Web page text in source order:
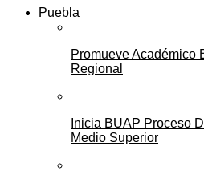
Puebla
Promueve Académico
Regional
Inicia BUAP Proceso
Medio Superior